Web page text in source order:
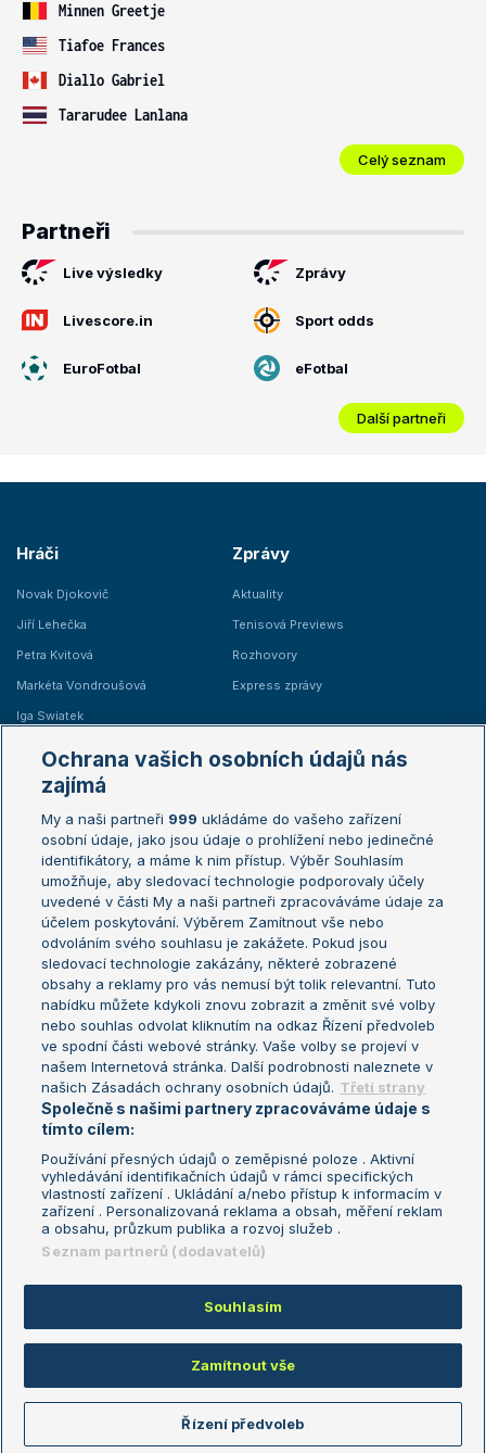
Minnen Greetje
Tiafoe Frances
Diallo Gabriel
Tararudee Lanlana
Celý seznam
Partneři
Live výsledky Zprávy
Livescore.in Sport odds
EuroFotbal eFotbal
Další partneři
Hráči
Novak Djokovič
Jiří Lehečka
Petra Kvitová
Markéta Vondroušová
Iga Swiatek
Zprávy
Aktuality
Tenisová Previews
Rozhovory
Express zprávy
Žebříčky
Žebříček ATP (muži)
Žebříček WTA (ženy)
Sázkařský žebříček
Australian Open
French Open
Wimbledon
US Open
Turnaj mistrů
Turnaj mistryň
Aktualní trendy
Fotbalové přestupy
Livesport Daily
LS Prague Open
Podmínky užití
Nastavení soukromí
GDPR a žurnalistika
Reklama
Kontakt
Informace o zpracování osobních
údajů
Copyright © 2008-2026 TenisPortal.cz. Využíváme zpravodajství ČTK.
Ochrana vašich osobních údajů nás
zajímá
My a naši partneři 999 ukládáme do vašeho zařízení
osobní údaje, jako jsou údaje o prohlížení nebo jedinečné
identifikátory, a máme k nim přístup. Výběr Souhlasím
umožňuje, aby sledovací technologie podporovaly účely
uvedené v části My a naši partneři zpracováváme údaje za
účelem poskytování. Výběrem Zamítnout vše nebo
odvoláním svého souhlasu je zakážete. Pokud jsou
sledovací technologie zakázány, některé zobrazené
obsahy a reklamy pro vás nemusí být tolik relevantní. Tuto
nabídku můžete kdykoli znovu zobrazit a změnit své volby
nebo souhlas odvolat kliknutím na odkaz Řízení předvoleb
ve spodní části webové stránky. Vaše volby se projeví v
našem Internetová stránka. Další podrobnosti naleznete v
našich Zásadách ochrany osobních údajů. Třetí strany
Společně s našimi partnery zpracováváme údaje s
tímto cílem:
Používání přesných údajů o zeměpisné poloze . Aktivní
vyhledávání identifikačních údajů v rámci specifických
vlastností zařízení . Ukládání a/nebo přístup k informacím v
zařízení . Personalizovaná reklama a obsah, měření reklam
a obsahu, průzkum publika a rozvoj služeb .
Seznam partnerů (dodavatelů)
Souhlasím
Zamítnout vše
Řízení předvoleb